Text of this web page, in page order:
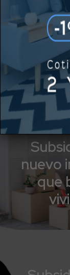
vivienda o
nuevo
que